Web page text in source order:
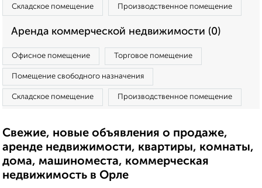
Складское помещение Производственное помещение
Аренда коммерческой недвижимости (0)
Офисное помещение Торговое помещение
Помещение свободного назначения
Складское помещение Производственное помещение
Свежие, новые объявления о продаже,
аренде недвижимости, квартиры, комнаты,
дома, машиноместа, коммерческая
недвижимость в Орле